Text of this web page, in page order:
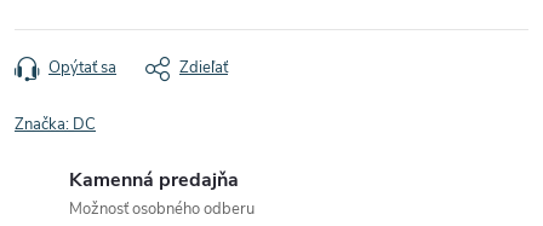
Opýtať sa Zdieľať
Značka: DC
Kamenná predajňa
Možnosť osobného odberu